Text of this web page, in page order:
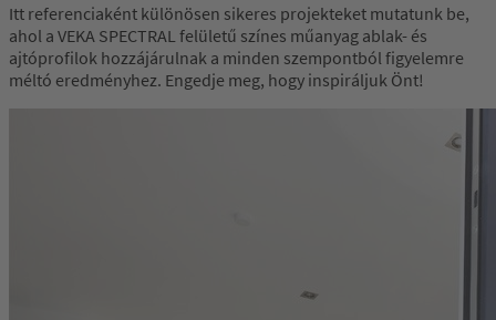
Itt referenciaként különösen sikeres projekteket mutatunk be,
ahol a VEKA SPECTRAL felületű színes műanyag ablak- és
ajtóprofilok hozzájárulnak a minden szempontból figyelemre
méltó eredményhez. Engedje meg, hogy inspiráljuk Önt!